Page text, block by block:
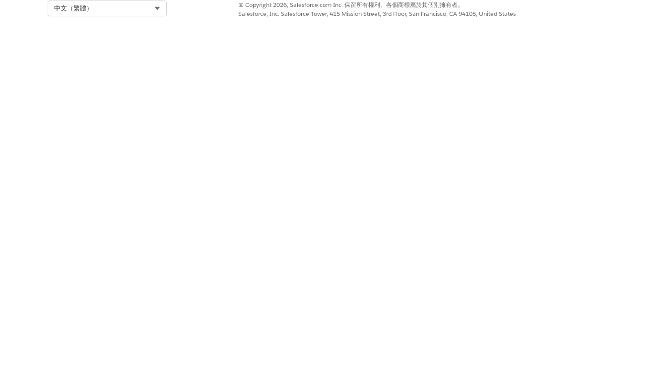
中文（繁體）
© Copyright 2026, Salesforce.com Inc. 保留所有權利。各個商標屬於其個別擁有者。
Salesforce, Inc. Salesforce Tower, 415 Mission Street, 3rd Floor, San Francisco, CA 94105, United States